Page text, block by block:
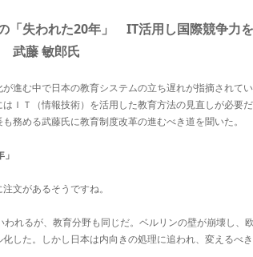
「失われた20年」 IT活用し国際競争力を
武藤 敏郎氏
進む中で日本の教育システムの立ち遅れが指摘されて
ＩＴ（情報技術）を活用した教育方法の見直しが必要
務める武藤氏に教育制度改革の進むべき道を聞いた。
文があるそうですね。
れるが、教育分野も同じだ。ベルリンの壁が崩壊し、
した。しかし日本は内向きの処理に追われ、変えるべ